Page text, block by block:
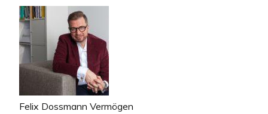
Felix Dossmann Vermögen